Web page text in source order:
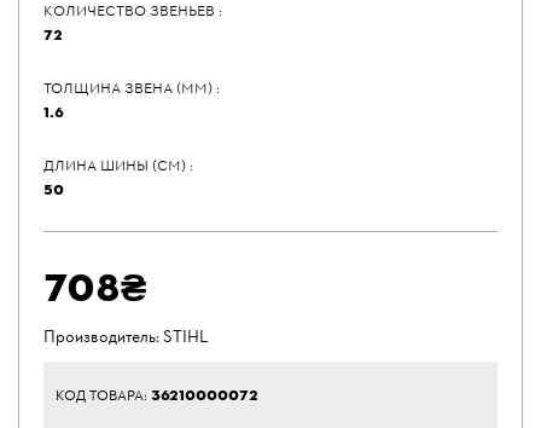
КОЛИЧЕСТВО ЗВЕНЬЕВ :
72
ТОЛЩИНА ЗВЕНА (ММ) :
1.6
ДЛИНА ШИНЫ (СМ) :
50
708₴
Производитель:STIHL
КОД ТОВАРА: 36210000072